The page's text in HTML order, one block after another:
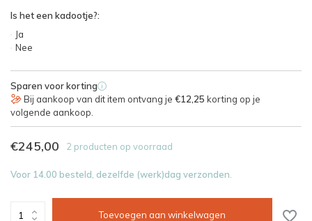
Is het een kadootje?:
Ja
Nee
Sparen voor korting i
Bij aankoop van dit item ontvang je €12,25 korting op je
volgende aankoop.
€245,00 2 producten op voorraad
Voor 14.00 besteld, dezelfde (werk)dag verzonden.
Toevoegen aan winkelwagen